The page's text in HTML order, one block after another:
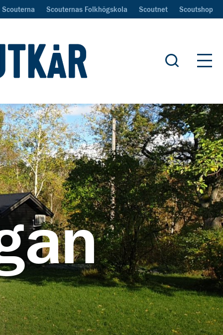
Scouterna Scouternas Folkhögskola Scoutnet Scoutshop
Öppna